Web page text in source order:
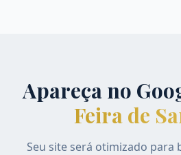
Apareça no
Feira de
Seu site será otimizado para